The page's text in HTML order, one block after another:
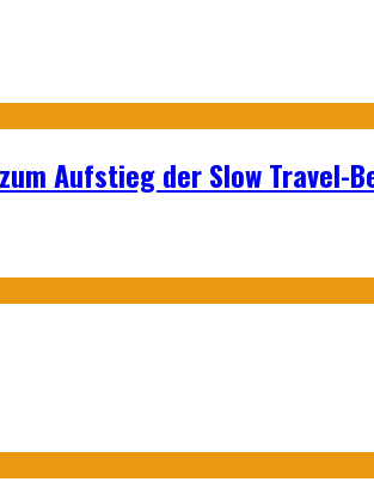
Aufstieg der Slow Travel-